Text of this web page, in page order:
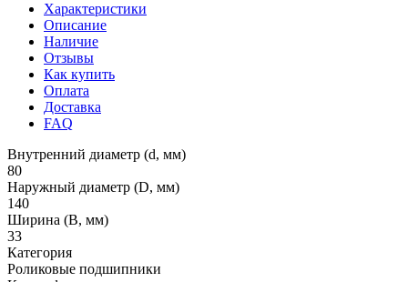
Характеристики
Описание
Наличие
Отзывы
Как купить
Оплата
Доставка
FAQ
Внутренний диаметр (d, мм)
80
Наружный диаметр (D, мм)
140
Ширина (B, мм)
33
Категория
Роликовые подшипники